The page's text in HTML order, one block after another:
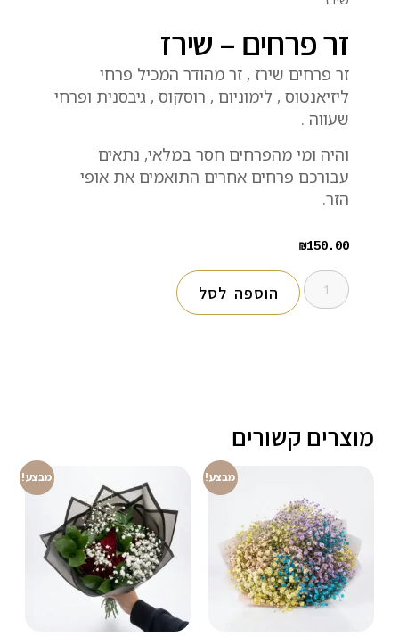
זר פרחים – שירז
זר פרחים שירז , זר מהודר המכיל פרחי
ליזיאנטוס , לימוניום , רוסקוס , גיבסנית ופרחי
שעווה .
והיה ומי מהפרחים חסר במלאי, נתאים
עבורכם פרחים אחרים התואמים את אופי
הזר.
₪150.00
הוספה לסל
מוצרים קשורים
מבצע! מבצע!